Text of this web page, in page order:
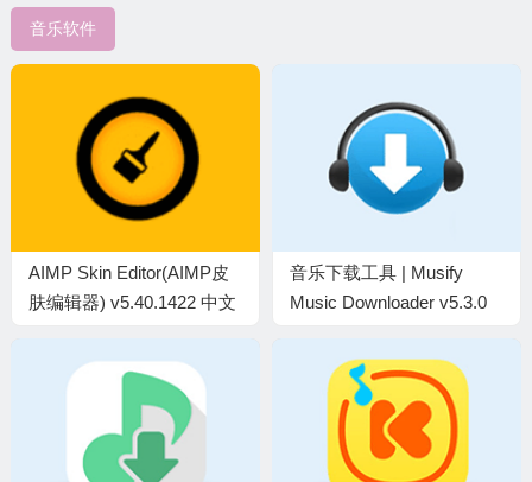
音乐软件
AIMP Skin Editor(AIMP皮
肤编辑器) v5.40.1422 中文
音乐下载工具 | Musify
Music Downloader v5.3.0